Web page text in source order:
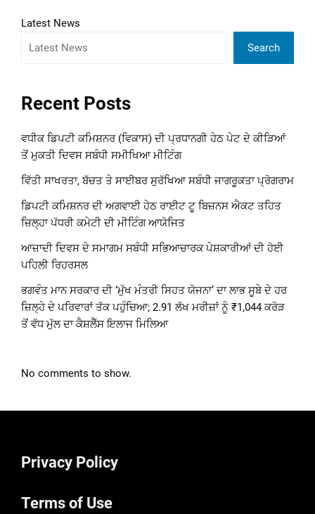
Latest News
Search
Recent Posts
ਵਧੀਕ ਡਿਪਟੀ ਕਮਿਸ਼ਨਰ (ਵਿਕਾਸ) ਦੀ ਪ੍ਰਧਾਨਗੀ ਹੇਠ ਪੇਟ ਦੇ ਕੀੜਿਆਂ
ਤੋਂ ਮੁਕਤੀ ਦਿਵਸ ਸਬੰਧੀ ਸਮੀਖਿਆ ਮੀਟਿੰਗ
ਵਿੱਤੀ ਸਾਖਰਤਾ, ਬੱਚਤ ਤੇ ਸਾਈਬਰ ਸੁਰੱਖਿਆ ਸਬੰਧੀ ਜਾਗਰੂਕਤਾ ਪ੍ਰੋਗਰਾਮ
ਡਿਪਟੀ ਕਮਿਸ਼ਨਰ ਦੀ ਅਗਵਾਈ ਹੇਠ ਰਾਈਟ ਟੂ ਬਿਜ਼ਨਸ ਐਕਟ ਤਹਿਤ
ਜ਼ਿਲ੍ਹਾ ਪੱਧਰੀ ਕਮੇਟੀ ਦੀ ਮੀਟਿੰਗ ਆਯੋਜਿਤ
ਆਜ਼ਾਦੀ ਦਿਵਸ ਦੇ ਸਮਾਗਮ ਸਬੰਧੀ ਸਭਿਆਚਾਰਕ ਪੇਸ਼ਕਾਰੀਆਂ ਦੀ ਹੋਈ
ਪਹਿਲੀ ਰਿਹਰਸਲ
ਭਗਵੰਤ ਮਾਨ ਸਰਕਾਰ ਦੀ ‘ਮੁੱਖ ਮੰਤਰੀ ਸਿਹਤ ਯੋਜਨਾ’ ਦਾ ਲਾਭ ਸੂਬੇ ਦੇ ਹਰ
ਜ਼ਿਲ੍ਹੇ ਦੇ ਪਰਿਵਾਰਾਂ ਤੱਕ ਪਹੁੰਚਿਆ; 2.91 ਲੱਖ ਮਰੀਜ਼ਾਂ ਨੂੰ ₹1,044 ਕਰੋੜ
ਤੋਂ ਵੱਧ ਮੁੱਲ ਦਾ ਕੈਸ਼ਲੈੱਸ ਇਲਾਜ ਮਿਲਿਆ
No comments to show.
Privacy Policy
Terms of Use